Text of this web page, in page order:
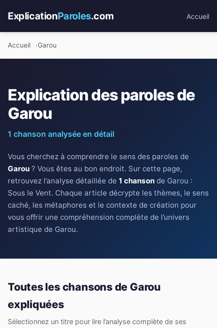
ExplicationParoles.com Accueil
Accueil Garou
Explication des paroles de
Garou
1 chanson analysée en détail
Vous cherchez à comprendre le sens des paroles de
Garou ? Vous êtes au bon endroit. Sur cette page,
retrouvez l’analyse détaillée de 1 chanson de Garou :
Sous le Vent. Chaque article décrypte les thèmes, le sens
caché, les métaphores et le contexte de création pour
vous offrir une compréhension complète de l’univers
artistique de Garou.
Toutes les chansons de Garou
expliquées
Sélectionnez un titre pour lire l’analyse complète de ses